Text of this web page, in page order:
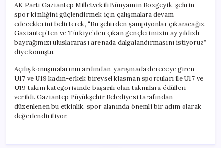
AK Parti Gaziantep Milletvekili Bünyamin Bozgeyik, şehrin
spor kimliğini güçlendirmek için çalışmalara devam
edeceklerini belirterek, “Bu şehirden şampiyonlar çıkaracağız.
Gaziantep’ten ve Türkiye’den çıkan gençlerimizin ay yıldızlı
bayrağımızı uluslararası arenada dalgalandırmasını istiyoruz”
diye konuştu.
Açılış konuşmalarının ardından, yarışmada dereceye giren
U17 ve U19 kadın-erkek bireysel klasman sporcuları ile U17 ve
U19 takım kategorisinde başarılı olan takımlara ödülleri
verildi. Gaziantep Büyükşehir Belediyesi tarafından
düzenlenen bu etkinlik, spor alanında önemli bir adım olarak
değerlendiriliyor.